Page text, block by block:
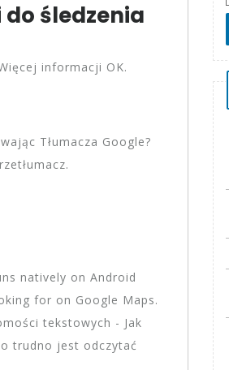
śledzenia
informacji OK.
Tłumacza Google?
natively on Android
for on Google Maps.
tekstowych - Jak
trudno jest odczytać